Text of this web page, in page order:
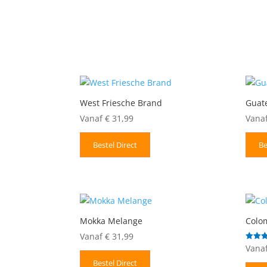
West Friesche Brand
Vanaf € 31,99
Bestel Direct
Mokka Melange
Vanaf € 31,99
Bestel Direct
5.00
uit 5